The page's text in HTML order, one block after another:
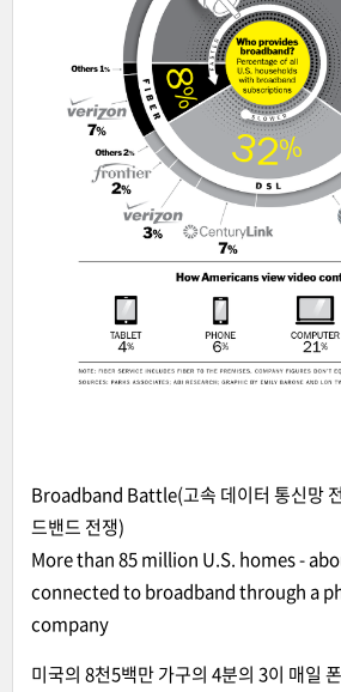
Broadband Battle(고속 데이터 통신망
드밴드 전쟁)
More than 85 million U.S. homes -
connected to broadband through a
company
미국의 8천5백만 가구의 4분의 3이 매일